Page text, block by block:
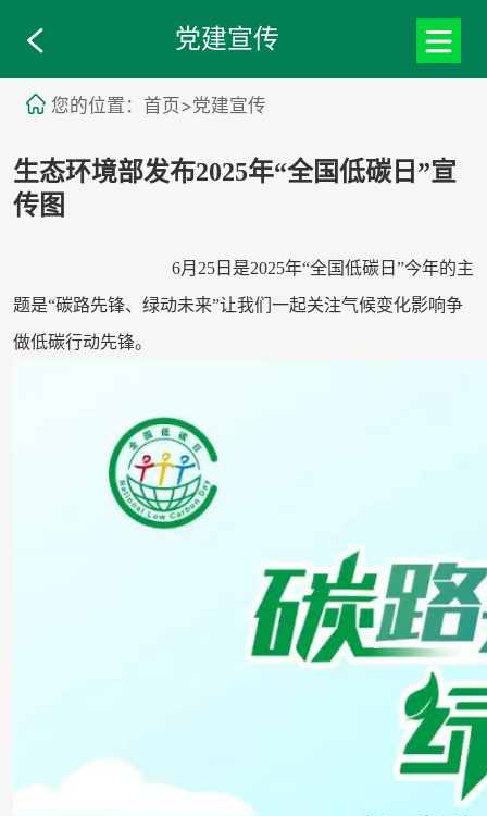
党建宣传
您的位置：首页>党建宣传
生态环境部发布2025年“全国低碳日”宣
传图
6月25日是2025年“全国低碳日”今年的主
题是“碳路先锋、绿动未来”让我们一起关注气候变化影响争
做低碳行动先锋。